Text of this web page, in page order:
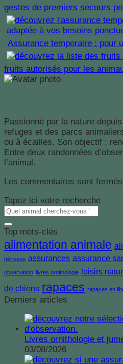
gestes de premiers secours
Assurance temporaire : pour
fruits autorisés pour les
Passionné par la nature
refuges et des parcs
ou à écailles. Son objectif :
Entre deux randonnées
l’animal.
Les commentaires sont
Tapez ici votre recherche
Top mots-clés
alimentation animale
hérisson assurances assurance
observation livres ornithologie loisirs
de chiens rapaces rapaces en
Derniers articles
Livres ornithologie et
03/08/2026